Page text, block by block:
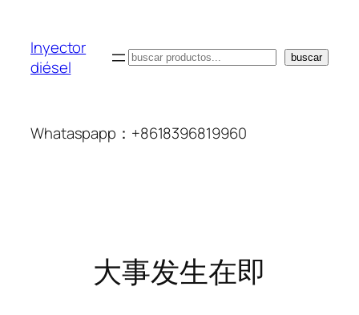
Inyector
diésel
搜
buscar
Whataspapp：+8618396819960
大事发生在即